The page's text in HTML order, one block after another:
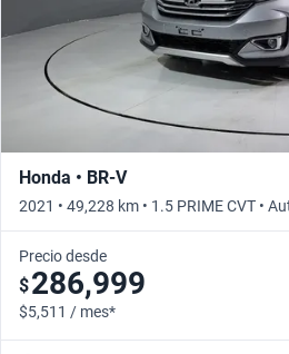
Honda • BR-V
2021 • 49,228 km • 1.5 PRIME CVT •
Precio desde
$286,999
$5,511 / mes*